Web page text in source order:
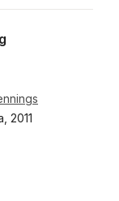
2011